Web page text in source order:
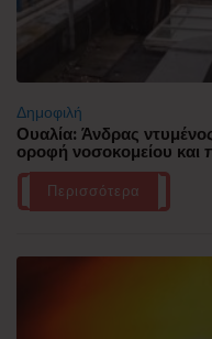
Δημοφιλή
Ουαλία: Άνδρας
οροφή νοσοκομείου και
Περισσότερα